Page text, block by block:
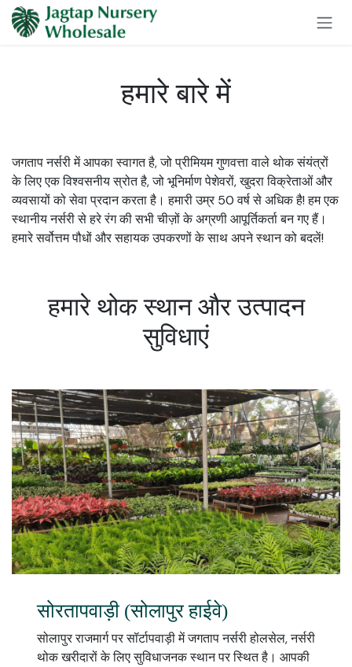
Skip to Content
हमारे बारे में
जगताप नर्सरी में आपका स्वागत है, जो प्रीमियम गुणवत्ता वाले थोक संयंत्रों
के लिए एक विश्वसनीय स्रोत है, जो भूनिर्माण पेशेवरों, खुदरा विक्रेताओं और
व्यवसायों को सेवा प्रदान करता है। हमारी उम्र 50 वर्ष से अधिक है! हम एक
स्थानीय नर्सरी से हरे रंग की सभी चीज़ों के अग्रणी आपूर्तिकर्ता बन गए हैं।
हमारे सर्वोत्तम पौधों और सहायक उपकरणों के साथ अपने स्थान को बदलें!
हमारे थोक स्थान और उत्पादन
सुविधाएं
सोरतापवाड़ी (सोलापुर हाईवे)
सोलापुर राजमार्ग पर सॉर्टापवाड़ी में जगताप नर्सरी होलसेल, नर्सरी
थोक खरीदारों के लिए सुविधाजनक स्थान पर स्थित है। आपकी